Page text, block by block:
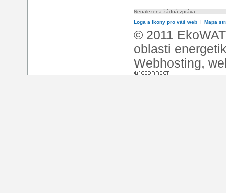
Nenalezena žádná zpráva
Loga a ikony pro váš web l Mapa
© 2011
oblasti
Webhosting,